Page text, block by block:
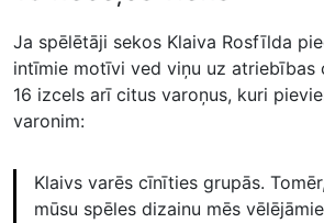
Ja spēlētāji sekos Klaiva Rosfīlda
intīmie motīvi ved viņu uz atriebības
16 izcels arī citus varoņus, kuri
varonim:
Klaivs varēs cīnīties grupās.
mūsu spēles dizainu mēs